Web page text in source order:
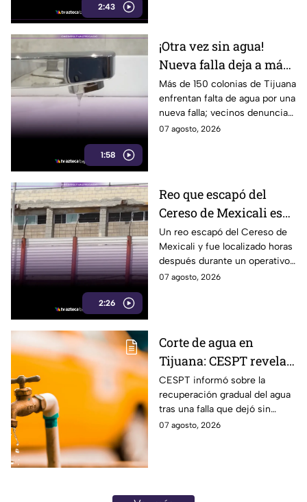
2:43
1:58
¡Otra vez sin agua!
Nueva falla deja a más
de 150 colonias de
Tijuana sin suministro
Más de 150 colonias de Tijuana
enfrentan falta de agua por una
nueva falla; vecinos denuncian
cortes cada vez más
07 agosto, 2026
2:26
Reo que escapó del
Cereso de Mexicali es
detenido tras horas de
operativo
Un reo escapó del Cereso de
Mexicali y fue localizado horas
después durante un operativo
desplegado por autoridades en
07 agosto, 2026
Corte de agua en
Tijuana: CESPT revela
posible fecha de
recuperación tras
afectar a más de 150
colonias
CESPT informó sobre la
recuperación gradual del agua
tras una falla que dejó sin
servicio o con intermitencias a
07 agosto, 2026